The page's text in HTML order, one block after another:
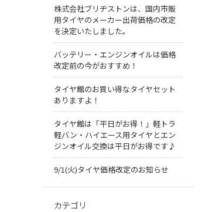
株式会社ブリヂストンは、国内市販
用タイヤのメーカー出荷価格の改定
を決定いたしました。
バッテリー・エンジンオイルは価格
改定前の今がおすすめ！
タイヤ館のお買い得なタイヤセット
ありますよ！
タイヤ館は「平日がお得！」軽トラ
軽バン・ハイエース用タイヤとエン
ジンオイル交換は平日がお得です♪
9/1(火)タイヤ価格改定のお知らせ
カテゴリ